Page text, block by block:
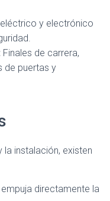
y electrónico
Finales de carrera,
de puertas y
la instalación, existen
empuja directamente la